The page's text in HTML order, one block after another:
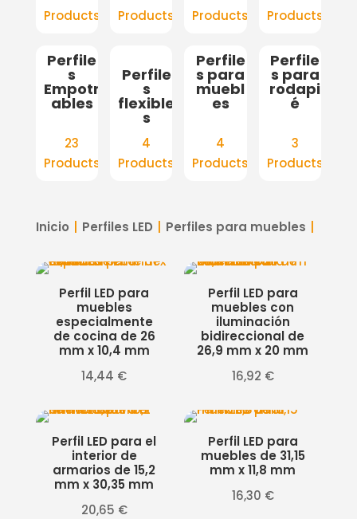
Products
Products
Products
Products
Perfile
s
Empotr
ables
23
Products
Perfile
s
flexible
s
4
Products
Perfile
s para
muebl
es
4
Products
Perfile
s para
rodapi
é
3
Products
Inicio Perfiles LED Perfiles para muebles
Perfil LED para
muebles
especialmente
de cocina de 26
mm x 10,4 mm
14,44 €
Perfil LED para
muebles con
iluminación
bidireccional de
26,9 mm x 20 mm
16,92 €
Perfil LED para el
interior de
armarios de 15,2
mm x 30,35 mm
20,65 €
Perfil LED para
muebles de 31,15
mm x 11,8 mm
16,30 €